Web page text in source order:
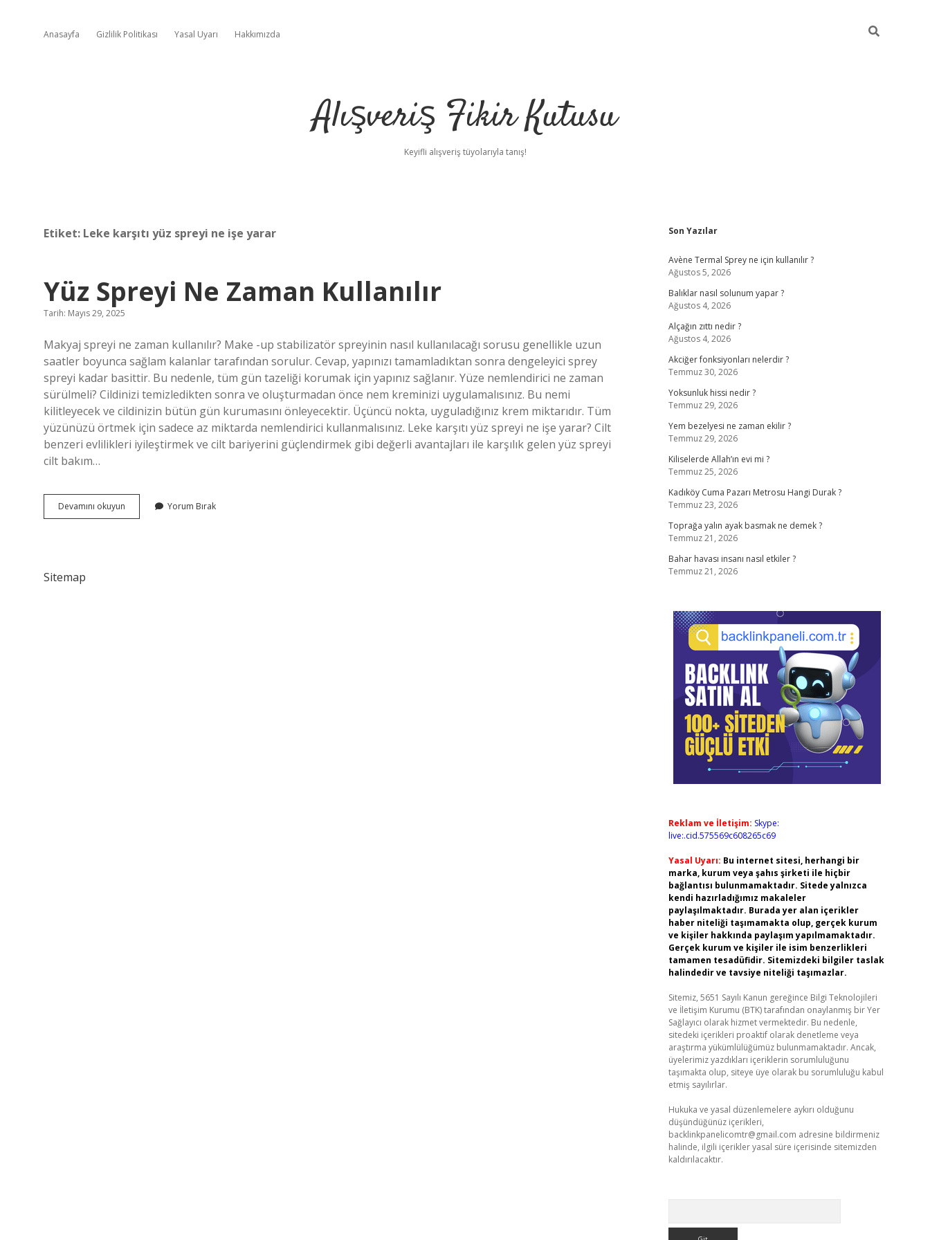
Anasayfa Gizlilik Politikası Yasal Uyarı Hakkımızda
Alışveriş Fikir Kutusu
Keyifli alışveriş tüyolarıyla tanış!
Etiket: Leke karşıtı yüz spreyi ne işe yarar
Yüz Spreyi Ne Zaman Kullanılır
Tarih: Mayıs 29, 2025
Makyaj spreyi ne zaman kullanılır? Make -up stabilizatör spreyinin nasıl kullanılacağı sorusu genellikle uzun
saatler boyunca sağlam kalanlar tarafından sorulur. Cevap, yapınızı tamamladıktan sonra dengeleyici sprey
spreyi kadar basittir. Bu nedenle, tüm gün tazeliği korumak için yapınız sağlanır. Yüze nemlendirici ne zaman
sürülmeli? Cildinizi temizledikten sonra ve oluşturmadan önce nem kreminizi uygulamalısınız. Bu nemi
kilitleyecek ve cildinizin bütün gün kurumasını önleyecektir. Üçüncü nokta, uyguladığınız krem ​​miktarıdır. Tüm
yüzünüzü örtmek için sadece az miktarda nemlendirici kullanmalısınız. Leke karşıtı yüz spreyi ne işe yarar? Cilt
benzeri evlilikleri iyileştirmek ve cilt bariyerini güçlendirmek gibi değerli avantajları ile karşılık gelen yüz spreyi
cilt bakım…
Devamını okuyun
Spreyi
Yorum Bırak
Sitemap
Sidebar
Son Yazılar
Avène Termal Sprey ne için kullanılır ?
Ağustos 5, 2026
Balıklar nasıl solunum yapar ?
Ağustos 4, 2026
Alçağın zıttı nedir ?
Ağustos 4, 2026
Akciğer fonksiyonları nelerdir ?
Temmuz 30, 2026
Yoksunluk hissi nedir ?
Temmuz 29, 2026
Yem bezelyesi ne zaman ekilir ?
Temmuz 29, 2026
Kiliselerde Allah’ın evi mi ?
Temmuz 25, 2026
Kadıköy Cuma Pazarı Metrosu Hangi Durak ?
Temmuz 23, 2026
Toprağa yalın ayak basmak ne demek ?
Temmuz 21, 2026
Bahar havası insanı nasıl etkiler ?
Temmuz 21, 2026
Reklam ve İletişim: Skype:
live:.cid.575569c608265c69
Yasal Uyarı: Bu internet sitesi, herhangi bir
marka, kurum veya şahıs şirketi ile hiçbir
bağlantısı bulunmamaktadır. Sitede yalnızca
kendi hazırladığımız makaleler
paylaşılmaktadır. Burada yer alan içerikler
haber niteliği taşımamakta olup, gerçek kurum
ve kişiler hakkında paylaşım yapılmamaktadır.
Gerçek kurum ve kişiler ile isim benzerlikleri
tamamen tesadüfidir. Sitemizdeki bilgiler taslak
halindedir ve tavsiye niteliği taşımazlar.
Sitemiz, 5651 Sayılı Kanun gereğince Bilgi Teknolojileri
ve İletişim Kurumu (BTK) tarafından onaylanmış bir Yer
Sağlayıcı olarak hizmet vermektedir. Bu nedenle,
sitedeki içerikleri proaktif olarak denetleme veya
araştırma yükümlülüğümüz bulunmamaktadır. Ancak,
üyelerimiz yazdıkları içeriklerin sorumluluğunu
taşımakta olup, siteye üye olarak bu sorumluluğu kabul
etmiş sayılırlar.
Hukuka ve yasal düzenlemelere aykırı olduğunu
düşündüğünüz içerikleri,
backlinkpanelicomtr@gmail.com adresine bildirmeniz
halinde, ilgili içerikler yasal süre içerisinde sitemizden
kaldırılacaktır.